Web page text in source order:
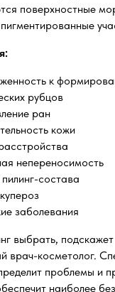
поверхностные
к
рубцов
ран
кожи
непереносимость
состава
заболевания
выбрать, подскажет
врач-косметолог.
проблемы и
наиболее